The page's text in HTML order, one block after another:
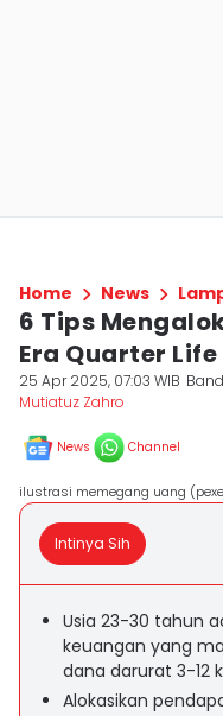
Home News
6 Tips
Era Quarter
25 Apr 2025, 07:03 WIB
Mutiatuz Zahro
News Channel
ilustrasi memegang uang
Intinya Sih
Usia 23-30 tahun
keuangan yang
dana darurat 3-12
Alokasikan